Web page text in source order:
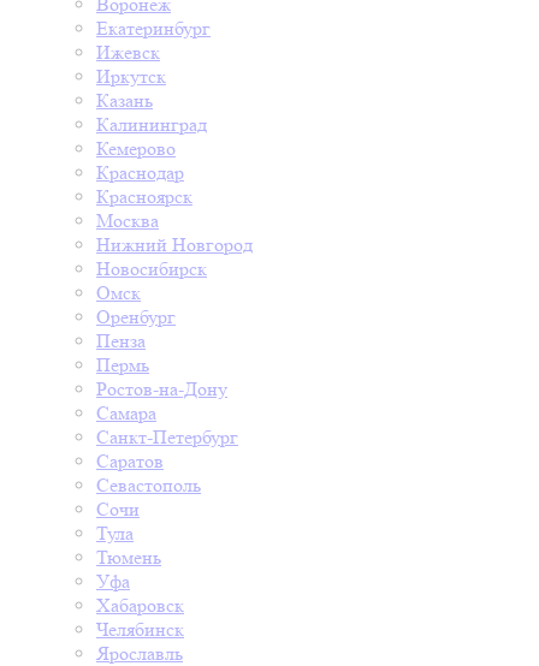
Екатеринбург
Ижевск
Иркутск
Казань
Калининград
Кемерово
Краснодар
Красноярск
Москва
Нижний Новгород
Новосибирск
Омск
Оренбург
Пенза
Пермь
Ростов-на-Дону
Самара
Санкт-Петербург
Саратов
Севастополь
Сочи
Тула
Тюмень
Уфа
Хабаровск
Челябинск
Ярославль